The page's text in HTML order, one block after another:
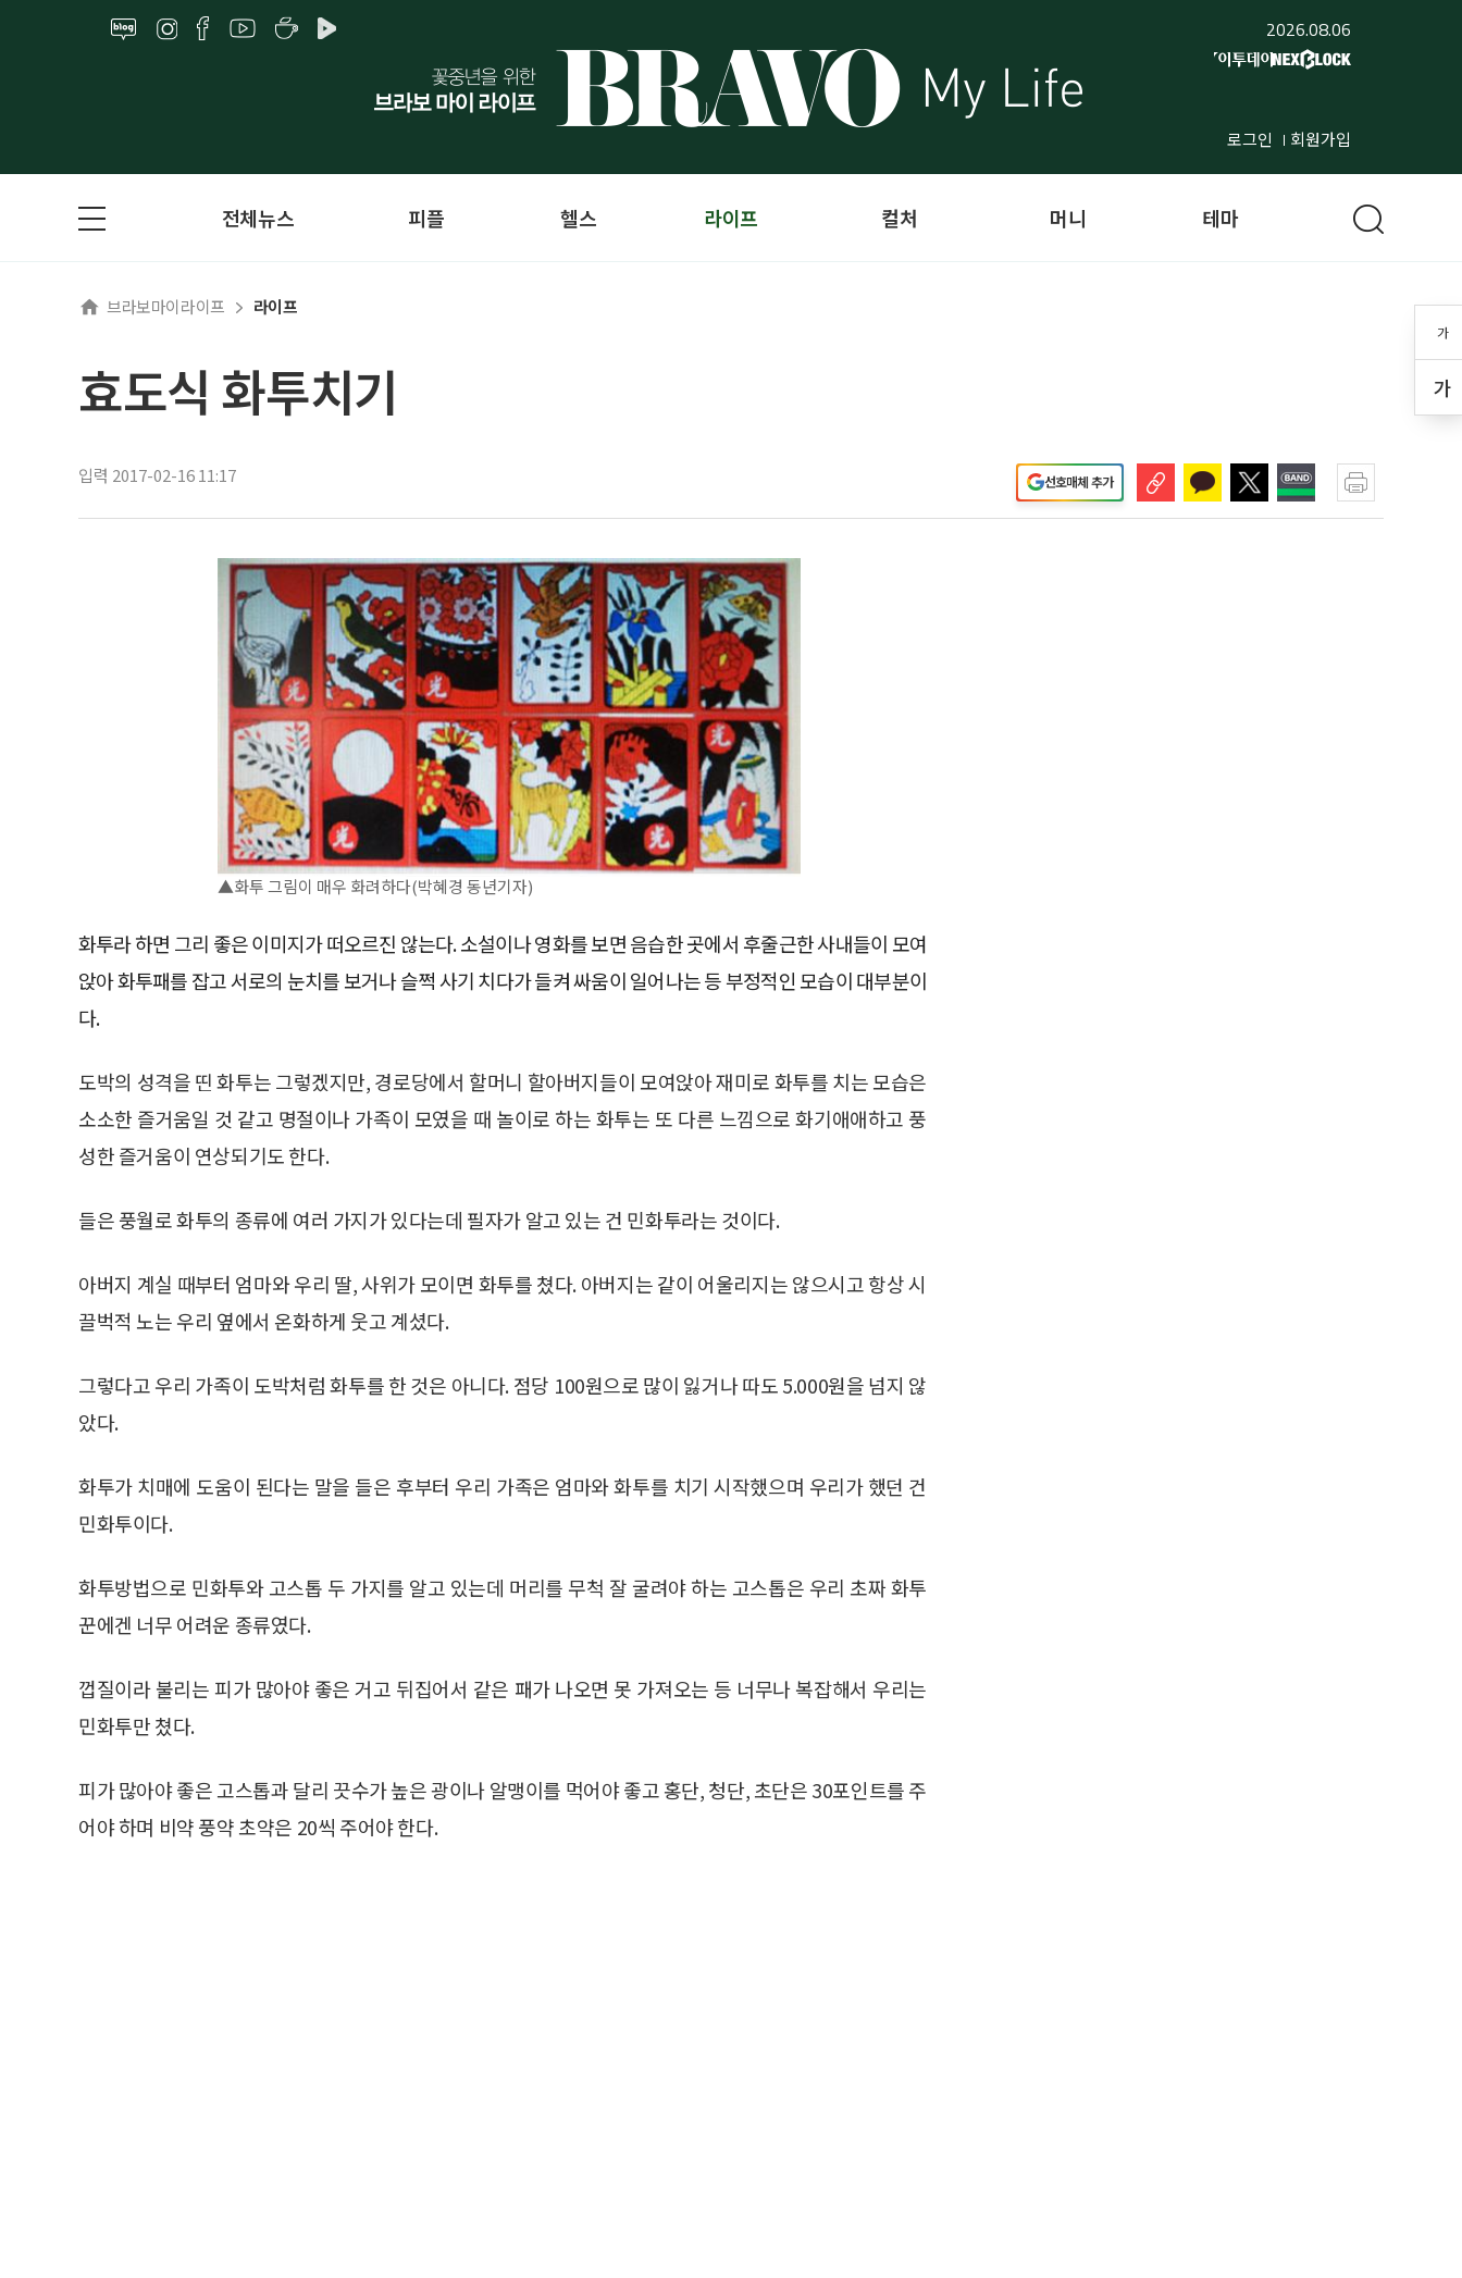
2026.08.06
로그인 회원가입
가
가
전체뉴스 피플 헬스 라이프 컬처 머니 테마
브라보마이라이프 라이프
효도식 화투치기
입력 2017-02-16 11:17 선호매체 추가
▲화투 그림이 매우 화려하다(박혜경 동년기자)
화투라 하면 그리 좋은 이미지가 떠오르진 않는다. 소설이나 영화를 보면 음습한 곳에서 후줄근한 사내들이 모여
앉아 화투패를 잡고 서로의 눈치를 보거나 슬쩍 사기 치다가 들켜 싸움이 일어나는 등 부정적인 모습이 대부분이
다.
도박의 성격을 띤 화투는 그렇겠지만, 경로당에서 할머니 할아버지들이 모여앉아 재미로 화투를 치는 모습은
소소한 즐거움일 것 같고 명절이나 가족이 모였을 때 놀이로 하는 화투는 또 다른 느낌으로 화기애애하고 풍
성한 즐거움이 연상되기도 한다.
들은 풍월로 화투의 종류에 여러 가지가 있다는데 필자가 알고 있는 건 민화투라는 것이다.
아버지 계실 때부터 엄마와 우리 딸, 사위가 모이면 화투를 쳤다. 아버지는 같이 어울리지는 않으시고 항상 시
끌벅적 노는 우리 옆에서 온화하게 웃고 계셨다.
그렇다고 우리 가족이 도박처럼 화투를 한 것은 아니다. 점당 100원으로 많이 잃거나 따도 5.000원을 넘지 않
았다.
화투가 치매에 도움이 된다는 말을 들은 후부터 우리 가족은 엄마와 화투를 치기 시작했으며 우리가 했던 건
민화투이다.
화투방법으로 민화투와 고스톱 두 가지를 알고 있는데 머리를 무척 잘 굴려야 하는 고스톱은 우리 초짜 화투
꾼에겐 너무 어려운 종류였다.
껍질이라 불리는 피가 많아야 좋은 거고 뒤집어서 같은 패가 나오면 못 가져오는 등 너무나 복잡해서 우리는
민화투만 쳤다.
피가 많아야 좋은 고스톱과 달리 끗수가 높은 광이나 알맹이를 먹어야 좋고 홍단, 청단, 초단은 30포인트를 주
어야 하며 비약 풍약 초약은 20씩 주어야 한다.